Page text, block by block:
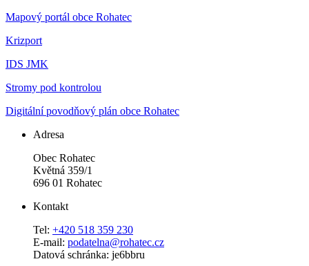
Mapový portál obce Rohatec
Krizport
IDS JMK
Stromy pod kontrolou
Digitální povodňový plán obce Rohatec
Adresa
Obec Rohatec
Květná 359/1
696 01 Rohatec
Kontakt
Tel: +420 518 359 230
E-mail: podatelna@rohatec.cz
Datová schránka: je6bbru